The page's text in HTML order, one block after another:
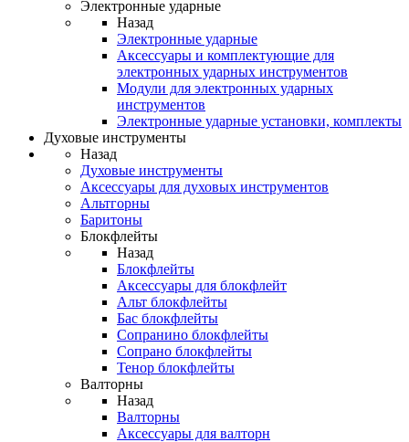
Электронные ударные
Назад
Электронные ударные
Аксессуары и комплектующие для
электронных ударных инструментов
Модули для электронных ударных
инструментов
Электронные ударные установки, комплекты
Духовые инструменты
Назад
Духовые инструменты
Аксессуары для духовых инструментов
Альтгорны
Баритоны
Блокфлейты
Назад
Блокфлейты
Аксессуары для блокфлейт
Альт блокфлейты
Бас блокфлейты
Сопранино блокфлейты
Сопрано блокфлейты
Тенор блокфлейты
Валторны
Назад
Валторны
Аксессуары для валторн